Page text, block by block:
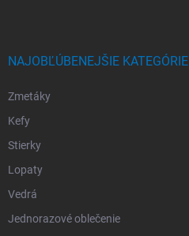
NAJOBĽÚBENEJŠIE KATEGÓRIE
Zmetáky
Kefy
Stierky
Lopaty
Vedrá
Jednorazové oblečenie